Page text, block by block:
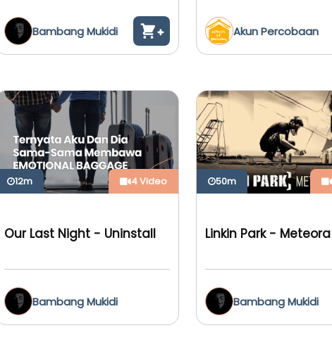
Bambang Mukidi Akun Percobaan
12m 4 Video
Our Last Night - Uninstall
Bambang Mukidi
50m
Linkin Park - Meteora
Bambang Mukidi